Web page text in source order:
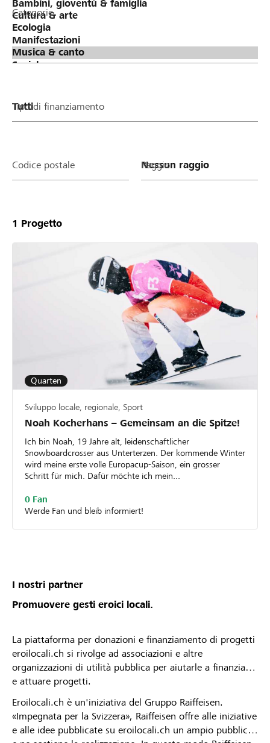
Categorie
Tipo di finanziamento
Codice postale Raggio
1 Progetto
Quarten
Sviluppo locale, regionale, Sport
Noah Kocherhans – Gemeinsam an die Spitze!
Ich bin Noah, 19 Jahre alt, leidenschaftlicher
Snowboardcrosser aus Unterterzen. Der kommende Winter
wird meine erste volle Europacup-Saison, ein grosser
Schritt für mich. Dafür möchte ich mein...
0 Fan
Werde Fan und bleib informiert!
I nostri partner
Promuovere gesti eroici locali.
La piattaforma per donazioni e finanziamento di progetti
eroilocali.ch si rivolge ad associazioni e altre
organizzazioni di utilità pubblica per aiutarle a finanziare
e attuare progetti.
Eroilocali.ch è un'iniziativa del Gruppo Raiffeisen.
«Impegnata per la Svizzera», Raiffeisen offre alle iniziative
e alle idee pubblicate su eroilocali.ch un ampio pubblico